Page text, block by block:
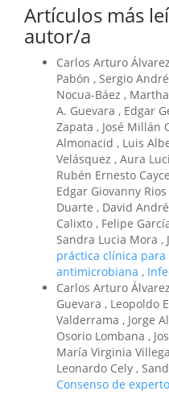
Artículos más
autor/a
Carlos Arturo
Pabón , Sergio
Nocua-Báez ,
A. Guevara , Edgar
Zapata , José Millán
Almonacid , Luis
Velásquez , Aura
Rubén Ernesto
Edgar Giovanny
Duarte , David
Calixto , Felipe
Sandra Lucia Mora ,
práctica clínica
antimicrobiana ,
Carlos Arturo
Guevara , Leopoldo
Valderrama , Jorge
Osorio Lombana ,
María Virginia
Leonardo Cely ,
Consenso de